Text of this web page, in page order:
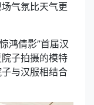
气氛比天气更
鸿倩影”首届汉
子拍摄的模特
与汉服相结合